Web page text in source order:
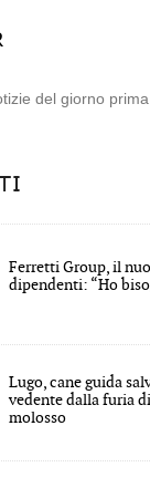
del giorno
Ferretti Group, il
dipendenti: “Ho
Lugo, cane guida
vedente dalla furia
molosso